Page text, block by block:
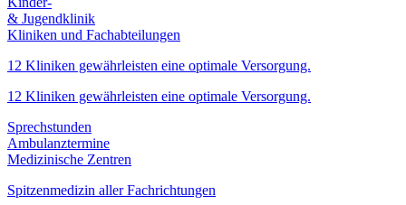
& Jugendklinik
Kliniken und Fachabteilungen
12 Kliniken gewährleisten eine optimale Versorgung.
12 Kliniken gewährleisten eine optimale Versorgung.
Sprechstunden
Ambulanztermine
Medizinische Zentren
Spitzenmedizin aller Fachrichtungen